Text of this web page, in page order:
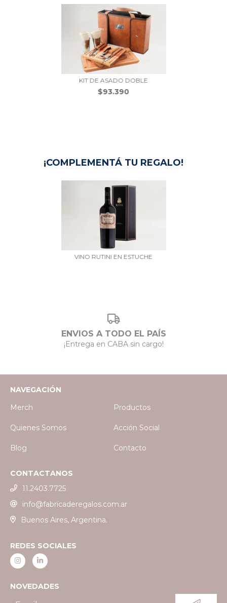
KIT DE ASADO DOBLE
$93.390
¡COMPLEMENTÁ TU REGALO!
VINO RUTINI EN ESTUCHE
ENVIOS A TODO EL PAÍS
¡Entrega en CABA sin cargo!
NAVEGACIÓN
Merch
Productos
Quienes Somos Acción Social
Blog Contacto
CONTACTANOS
11.2403.7725
info@fabricaderegalos.com.ar
Buenos Aires, Argentina.
REDES SOCIALES
NOVEDADES